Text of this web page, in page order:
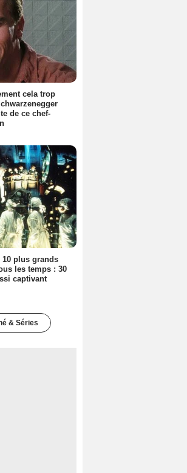
cela trop
de ce chef-
10 plus grands
les temps : 30
captivant
& Séries